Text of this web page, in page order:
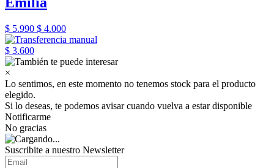
$ 5.990 $ 4.000
$ 3.600
×
Lo sentimos, en este momento no tenemos stock para el producto
elegido.
Si lo deseas, te podemos avisar cuando vuelva a estar disponible
Notificarme
No gracias
Suscribite a nuestro Newsletter